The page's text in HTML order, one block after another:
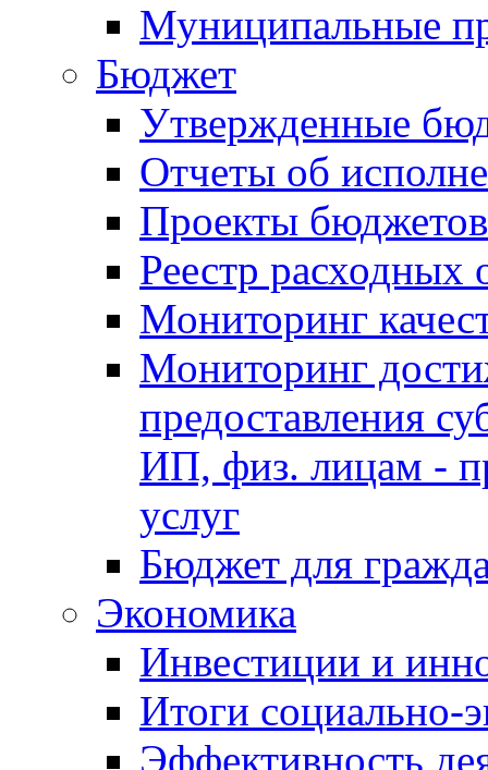
Муниципальные
Бюджет
Утвержденные
Отчеты об
Проекты бюджетов
Реестр расходных
Мониторинг
Мониторинг
предоставления
ИП, физ. лицам -
услуг
Бюджет для
Экономика
Инвестиции и
Итоги социально-
Эффективность